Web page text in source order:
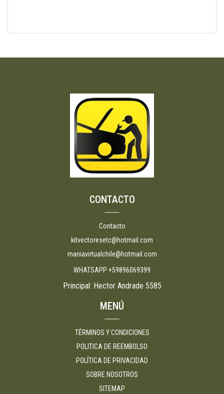
CONTACTO
Contacto
kitvectoresetc@hotmail.com
maniavirtualchile@hotmail.com
WHATSAPP +59896069399
Principal: Hector Andrade 5585
MENÚ
TÉRMINOS Y CONDICIONES
POLITICA DE REEMBOLSO
POLÍTICA DE PRIVACIDAD
SOBRE NOSOTROS
SITEMAP